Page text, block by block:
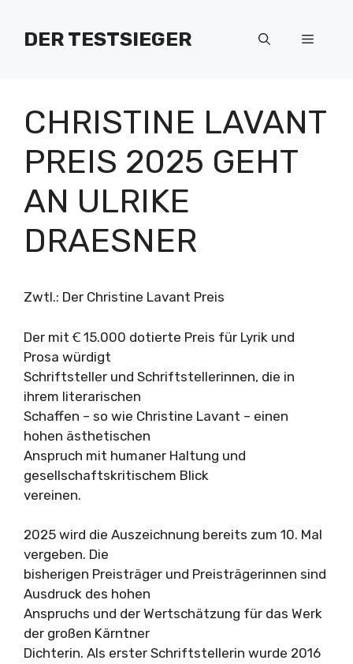
Inhalt
springenDER TESTSIEGER Menü
CHRISTINE LAVANT
PREIS 2025 GEHT
AN ULRIKE
DRAESNER
Zwtl.: Der Christine Lavant Preis
Der mit Ꞓ 15.000 dotierte Preis für Lyrik und
Prosa würdigt
Schriftsteller und Schriftstellerinnen, die in
ihrem literarischen
Schaffen – so wie Christine Lavant – einen
hohen ästhetischen
Anspruch mit humaner Haltung und
gesellschaftskritischem Blick
vereinen.
2025 wird die Auszeichnung bereits zum 10. Mal
vergeben. Die
bisherigen Preisträger und Preisträgerinnen sind
Ausdruck des hohen
Anspruchs und der Wertschätzung für das Werk
der großen Kärntner
Dichterin. Als erster Schriftstellerin wurde 2016